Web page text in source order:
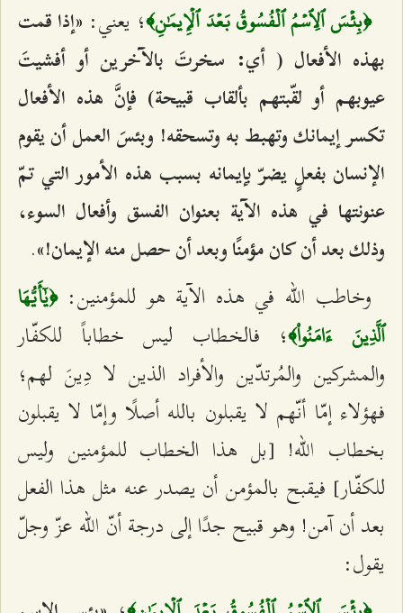
﴿بِئۡسَ ٱلِٱسۡمُ ٱلۡفُسُوقُ بَعۡدَ ٱلۡإِيمَٰنِ﴾؛ يعني: «إذا قمت
بهذه الأفعال ( أي: سخرتَ بالآخرين أو أفشيتَ
عيوبهم أو لقّبتهم بألقاب قبيحة) فإنَّ هذه الأفعال
تكسر إيمانك وتهبط به وتسحقه! وبئسَ العمل أن يقوم
الإنسان بفعلٍ يضرّ بإيمانه بسبب هذه الأمور التي تمّ
عنونتها في هذه الآية بعنوان الفسق وأفعال السوء،
وذلك بعد أن كان مؤمنًا وبعد أن حصل منه الإيمان!».
وخاطب الله في هذه الآية هو للمؤمنين:﴿يٰٓأَيُّهَا
ٱلَّذِينَ ءَامَنُواْ﴾؛ فالخطاب ليس خطاباً للكفّار
والمشركين والمُرتدّين والأفراد الذين لا دِينَ لهم؛
فهؤلاء إمّا أنّهم لا يقبلون بالله أصلًا وإمّا لا يقبلون
بخطاب الله! [بل هذا الخطاب للمؤمنين وليس
للكفّار] فيقبح بالمؤمن أن يصدر عنه مثل هذا الفعل
بعد أن آمن! وهو قبيح جدًا إلى درجة أنّ الله عزّ وجلّ
يقول: